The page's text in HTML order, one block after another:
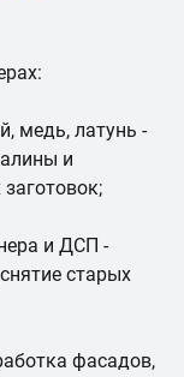
медь, латунь -
и
и ДСП -
старых
фасадов,